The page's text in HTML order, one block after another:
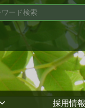
採用情報